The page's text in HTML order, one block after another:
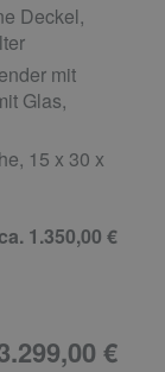
Deckel,
mit
Glas,
15 x 30 x
1.350,00 €
€